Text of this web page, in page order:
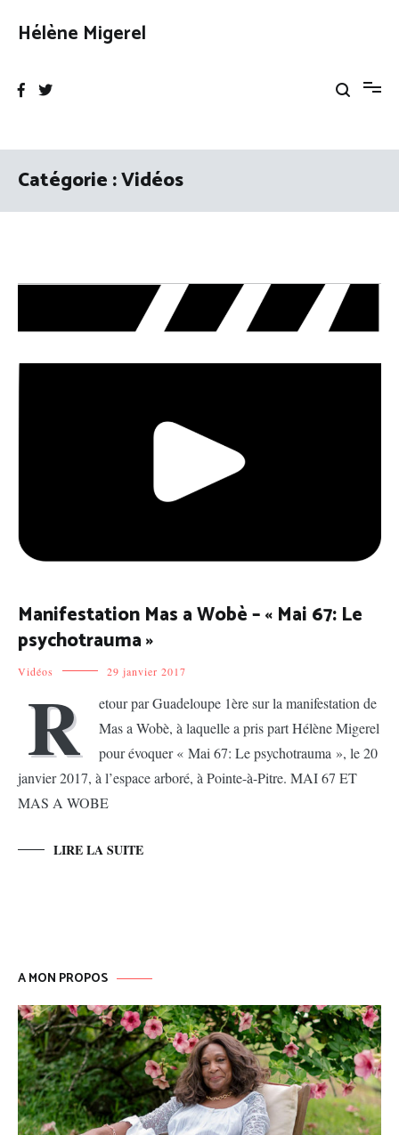
Hélène Migerel
Catégorie :Vidéos
Manifestation Mas a Wobè – « Mai 67: Le
psychotrauma »
Vidéos 29 janvier 2017
R
etour par Guadeloupe 1ère sur la manifestation de
Mas a Wobè, à laquelle a pris part Hélène Migerel
pour évoquer « Mai 67: Le psychotrauma », le 20
janvier 2017, à l’espace arboré, à Pointe-à-Pitre. MAI 67 ET
MAS A WOBE
LIRE LA SUITE
A MON PROPOS